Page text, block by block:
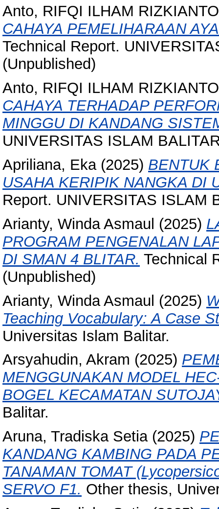
Anto, RIFQI ILHAM RIZKIANTO
CAHAYA PEMELIHARAAN
Technical Report.
(Unpublished)
Anto, RIFQI ILHAM RIZKIANTO
CAHAYA TERHADAP
MINGGU DI KANDANG
UNIVERSITAS ISLAM
Apriliana, Eka(2025) BENTUK
USAHA KERIPIK NANGKA DI
Report. UNIVERSITAS ISLAM
Arianty, Winda Asmaul (2025)
PROGRAM PENGENALAN
DI SMAN 4 BLITAR. Technical
(Unpublished)
Arianty, Winda Asmaul (2025)
Teaching Vocabulary: A Case
Universitas Islam Balitar.
Arsyahudin, Akram (2025)
MENGGUNAKAN MODEL
BOGEL KECAMATAN
Balitar.
Aruna, Tradiska Setia(2025)
KANDANG KAMBING PADA
TANAMAN TOMAT
SERVO F1. Other thesis,